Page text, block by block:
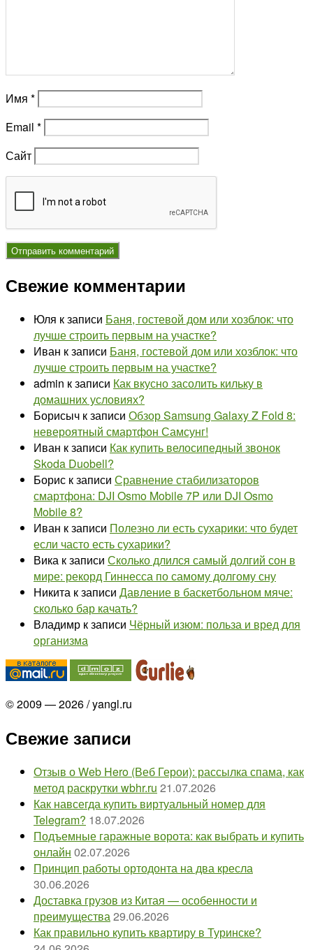
Имя *
Email *
Сайт
Свежие комментарии
Юля к записи Баня, гостевой дом или хозблок: что
лучше строить первым на участке?
Иван к записи Баня, гостевой дом или хозблок: что
лучше строить первым на участке?
admin к записи Как вкусно засолить кильку в
домашних условиях?
Борисыч к записи Обзор Samsung Galaxy Z Fold 8:
невероятный смартфон Самсунг!
Иван к записи Как купить велосипедный звонок
Skoda Duobell?
Борис к записи Сравнение стабилизаторов
смартфона: DJI Osmo Mobile 7P или DJI Osmo
Mobile 8?
Иван к записи Полезно ли есть сухарики: что будет
если часто есть сухарики?
Вика к записи Сколько длился самый долгий сон в
мире: рекорд Гиннесса по самому долгому сну
Никита к записи Давление в баскетбольном мяче:
сколько бар качать?
Владимр к записи Чёрный изюм: польза и вред для
организма
© 2009 — 2026 / yangl.ru
Свежие записи
Отзыв о Web Hero (Веб Герои): рассылка спама, как
метод раскрутки wbhr.ru 21.07.2026
Как навсегда купить виртуальный номер для
Telegram? 18.07.2026
Подъемные гаражные ворота: как выбрать и купить
онлайн 02.07.2026
Принцип работы ортодонта на два кресла
30.06.2026
Доставка грузов из Китая — особенности и
преимущества 29.06.2026
Как правильно купить квартиру в Туринске?